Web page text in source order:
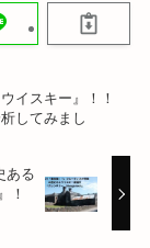
イスキー』！！
してみまし
ある
！